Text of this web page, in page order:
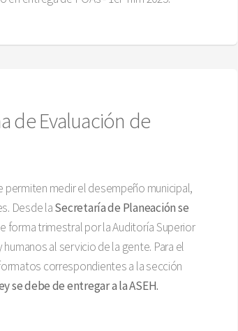
de Evaluación de
permiten medir el desempeño municipal,
Desde laSecretaría de Planeación se
forma trimestral por la Auditoría Superior
al servicio de la gente. Para el
correspondientes a la sección
debe de entregar a la ASEH.